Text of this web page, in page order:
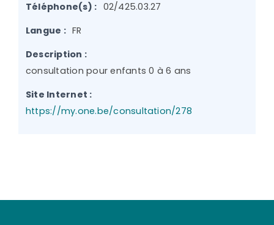
Téléphone(s) : 02/425.03.27
Langue : FR
Description :
consultation pour enfants 0 à 6 ans
Site Internet :
https://my.one.be/consultation/278